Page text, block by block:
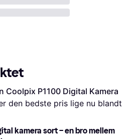
Coolpix P1100 Digital Kamera
kamera sort – en bro mellem